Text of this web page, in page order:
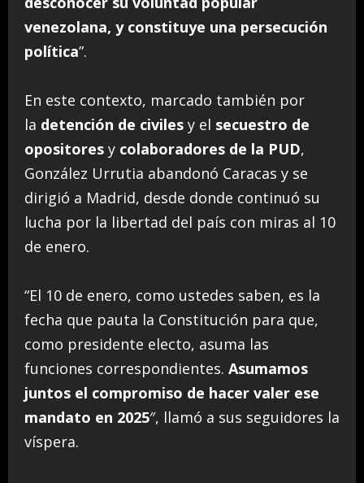
venezolana, y constituye una persecución
política”.
En este contexto, marcado también por
la detención de civiles y el secuestro de
opositores y colaboradores de la PUD,
González Urrutia abandonó Caracas y se
dirigió a Madrid, desde donde continuó su
lucha por la libertad del país con miras al 10
de enero.
“El 10 de enero, como ustedes saben, es la
fecha que pauta la Constitución para que,
como presidente electo, asuma las
funciones correspondientes. Asumamos
juntos el compromiso de hacer valer ese
mandato en 2025″, llamó a sus seguidores la
víspera.